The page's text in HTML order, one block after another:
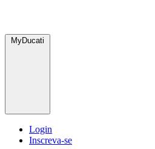
MyDucati
Login
Inscreva-se